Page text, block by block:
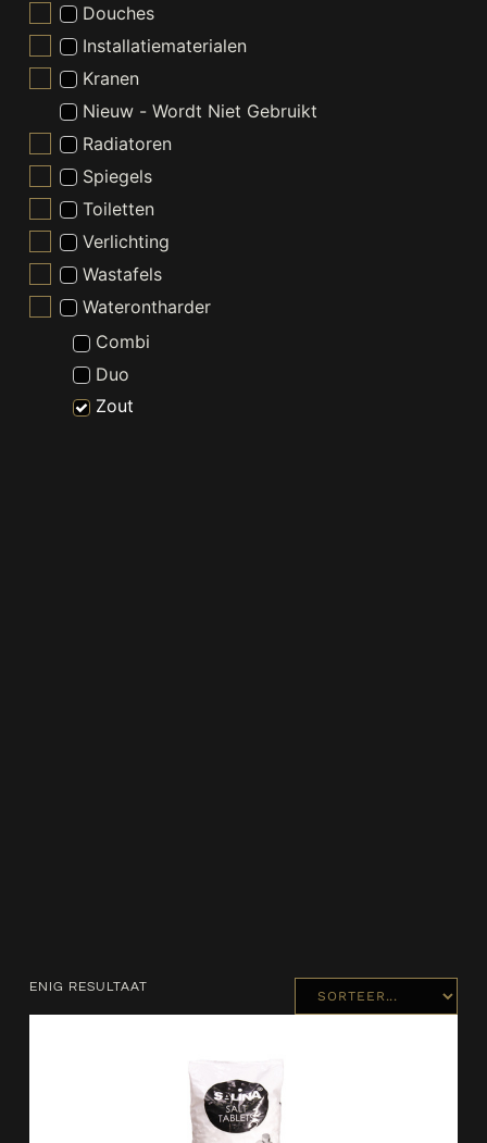
Douches
Installatiematerialen
Kranen
Nieuw - Wordt Niet Gebruikt
Radiatoren
Spiegels
Toiletten
Verlichting
Wastafels
Waterontharder
Combi
Duo
Zout
ENIG RESULTAAT